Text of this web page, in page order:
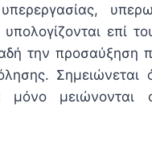
επί
την προσαύξηση
Σημειώνεται
μειώνονται